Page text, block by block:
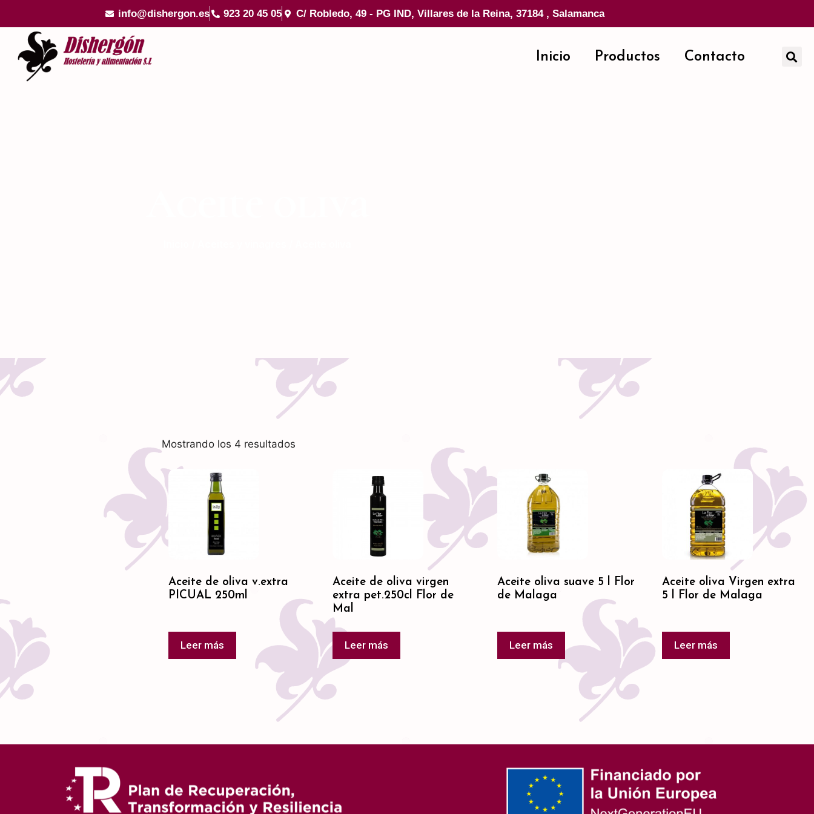
info@dishergon.es 923 20 45 05 C/ Robledo, 49 - PG IND, Villares de la Reina, 37184 , Salamanca
Inicio Productos Contacto
Mostrando los 4 resultados
Aceite de oliva v.extra
PICUAL 250ml
Leer más
Aceite de oliva virgen
extra pet.250cl Flor de
Mal
Leer más
Aceite oliva suave 5 l Flor
de Malaga
Leer más
Aceite oliva Virgen extra
5 l Flor de Malaga
Leer más